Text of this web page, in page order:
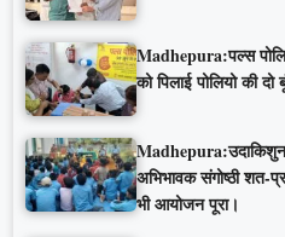
Madhepura:पल्स
को पिलाई पोलियो की दो
अभिभावक संगोष्ठी शत-
भी आयोजन पूरा।